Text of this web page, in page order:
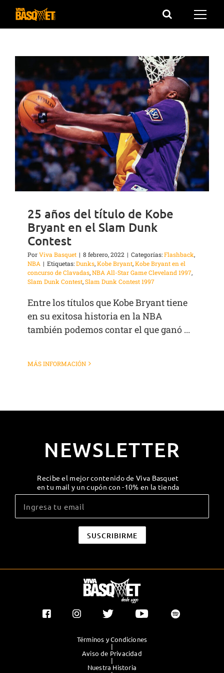
Saltar
25 años del título de Kobe
Bryant en el Slam Dunk
Contest
PorViva Basquet | 8 febrero, 2022 | Categorías:Flashback,
NBA | Etiquetas:Dunks,Kobe Bryant,Kobe Bryant en el
concurso de Clavadas,NBA All-Star Game Cleveland 1997,
Slam Dunk Contest,Slam Dunk Contest 1997
Entre los títulos que Kobe Bryant tiene
en su exitosa historia en la NBA
también podemos contar el que ganó ...
MÁS INFORMACIÓN
NEWSLETTER
Recibe el mejor contenido de Viva Basquet
en tu mail y un cupón con -10% en la tienda
Términos y Condiciones
|
Aviso de Privacidad
|
Nuestra Historia